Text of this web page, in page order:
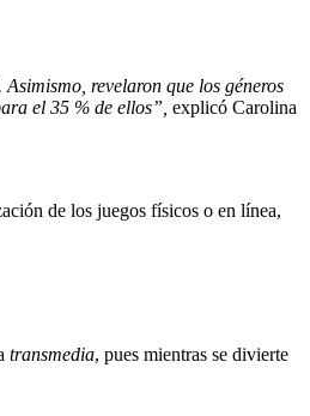
revelaron que los géneros
el 35 % de ellos”, explicó Carolina
de los juegos físicos o en línea,
transmedia, pues mientras se divierte